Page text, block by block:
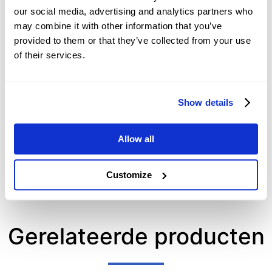
our social media, advertising and analytics partners who
may combine it with other information that you’ve
provided to them or that they’ve collected from your use
of their services.
Show details
Allow all
Customize
Singapore: GDP revision
and forecast upgrade –
Hormuz deal hopes rise,
as talks progress –
RTRS, ABC News
2026-08-08 04:19:13 (GMT+0)
Gerelateerde producten